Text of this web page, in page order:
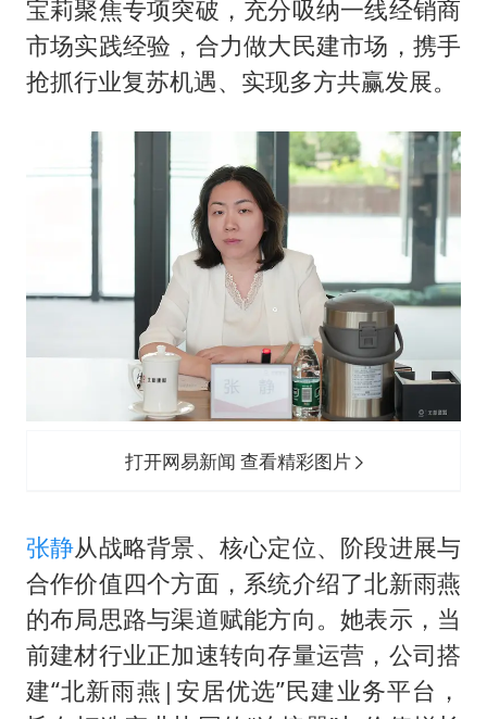
宝莉聚焦专项突破，充分吸纳一线经销商
市场实践经验，合力做大民建市场，携手
抢抓行业复苏机遇、实现多方共赢发展。
打开网易新闻 查看精彩图片
张静从战略背景、核心定位、阶段进展与
合作价值四个方面，系统介绍了北新雨燕
的布局思路与渠道赋能方向。她表示，当
前建材行业正加速转向存量运营，公司搭
建“北新雨燕|安居优选”民建业务平台，